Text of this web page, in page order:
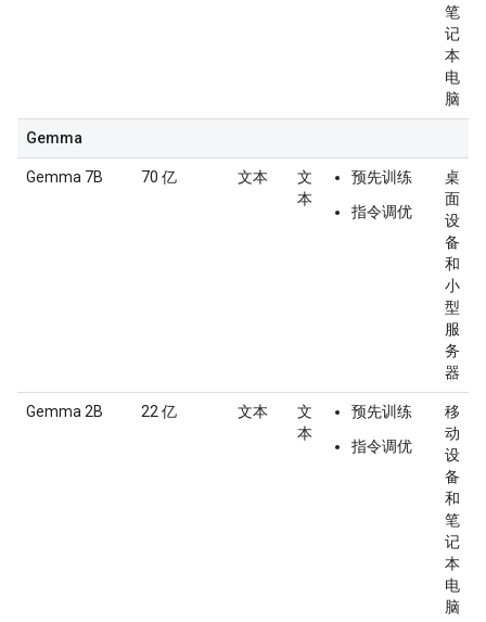
笔
记
本
电
脑
Gemma
Gemma 7B 70 亿 文本
文
本
预先训练
指令调优
桌
面
设
备
和
小
型
服
务
器
Gemma 2B 22 亿 文本
文
本
预先训练
指令调优
移
动
设
备
和
笔
记
本
电
脑